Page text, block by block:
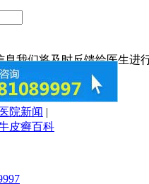
息我们将及时反馈给医生进
医院新闻 |
皮癣百科